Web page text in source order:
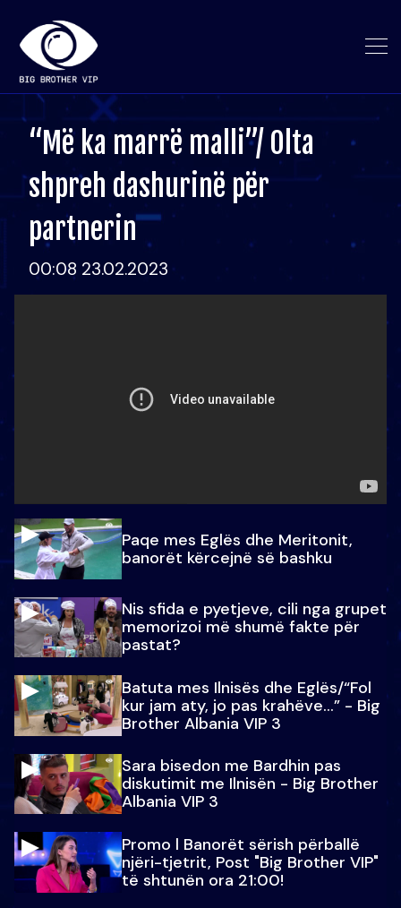
“Më ka marrë malli”/ Olta
shpreh dashurinë për
partnerin
00:08 23.02.2023
Paqe mes Eglës dhe Meritonit,
banorët kërcejnë së bashku
Nis sfida e pyetjeve, cili nga grupet
memorizoi më shumë fakte për
pastat?
Batuta mes Ilnisës dhe Eglës/“Fol
kur jam aty, jo pas krahëve…” - Big
Brother Albania VIP 3
Sara bisedon me Bardhin pas
diskutimit me Ilnisën - Big Brother
Albania VIP 3
Promo l Banorët sërish përballë
njëri-tjetrit, Post "Big Brother VIP"
të shtunën ora 21:00!